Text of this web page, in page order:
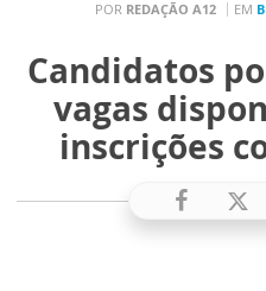
POR REDAÇÃO A12 EM
Candidatos
vagas
inscrições